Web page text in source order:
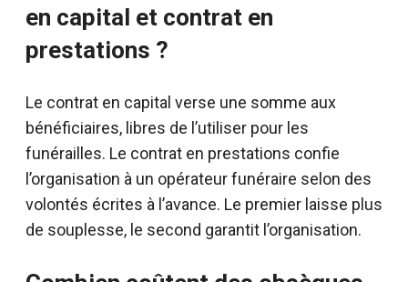
en capital et contrat en
prestations ?
Le contrat en capital verse une somme aux
bénéficiaires, libres de l’utiliser pour les
funérailles. Le contrat en prestations confie
l’organisation à un opérateur funéraire selon des
volontés écrites à l’avance. Le premier laisse plus
de souplesse, le second garantit l’organisation.